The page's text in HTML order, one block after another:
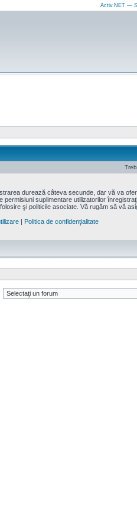
Activ.NET —
durează câteva secunde, dar vă va
suplimentare utilizatorilor
şi politicile asociate. Vă rugăm să vă
| Politica de confidenţialitate